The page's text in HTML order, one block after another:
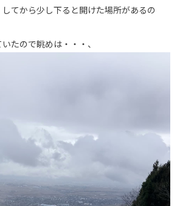
てから少し下ると開けた場所があるの
たので眺めは・・・、